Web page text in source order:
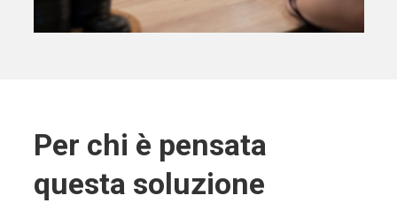
Per chi è pensata
questa soluzione